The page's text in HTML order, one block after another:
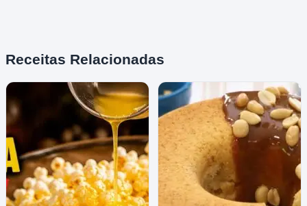
Receitas Relacionadas